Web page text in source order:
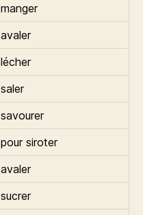
manger
avaler
lécher
saler
savourer
pour siroter
avaler
sucrer